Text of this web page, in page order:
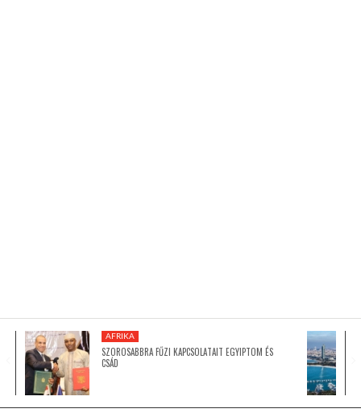
GLOBOTV BP
AFRIKA
SZOROSABBRA FŰZI KAPCSOLATAIT EGYIPTOM ÉS
CSÁD